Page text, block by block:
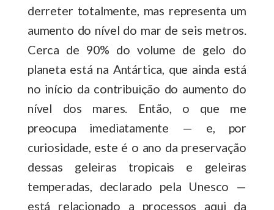
derreter totalmente, mas representa um
aumento do nível do mar de seis metros.
Cerca de 90% do volume de gelo do
planeta está na Antártica, que ainda está
no início da contribuição do aumento do
nível dos mares. Então, o que me
preocupa imediatamente — e, por
curiosidade, este é o ano da preservação
dessas geleiras tropicais e geleiras
temperadas, declarado pela Unesco —
está relacionado a processos aqui da